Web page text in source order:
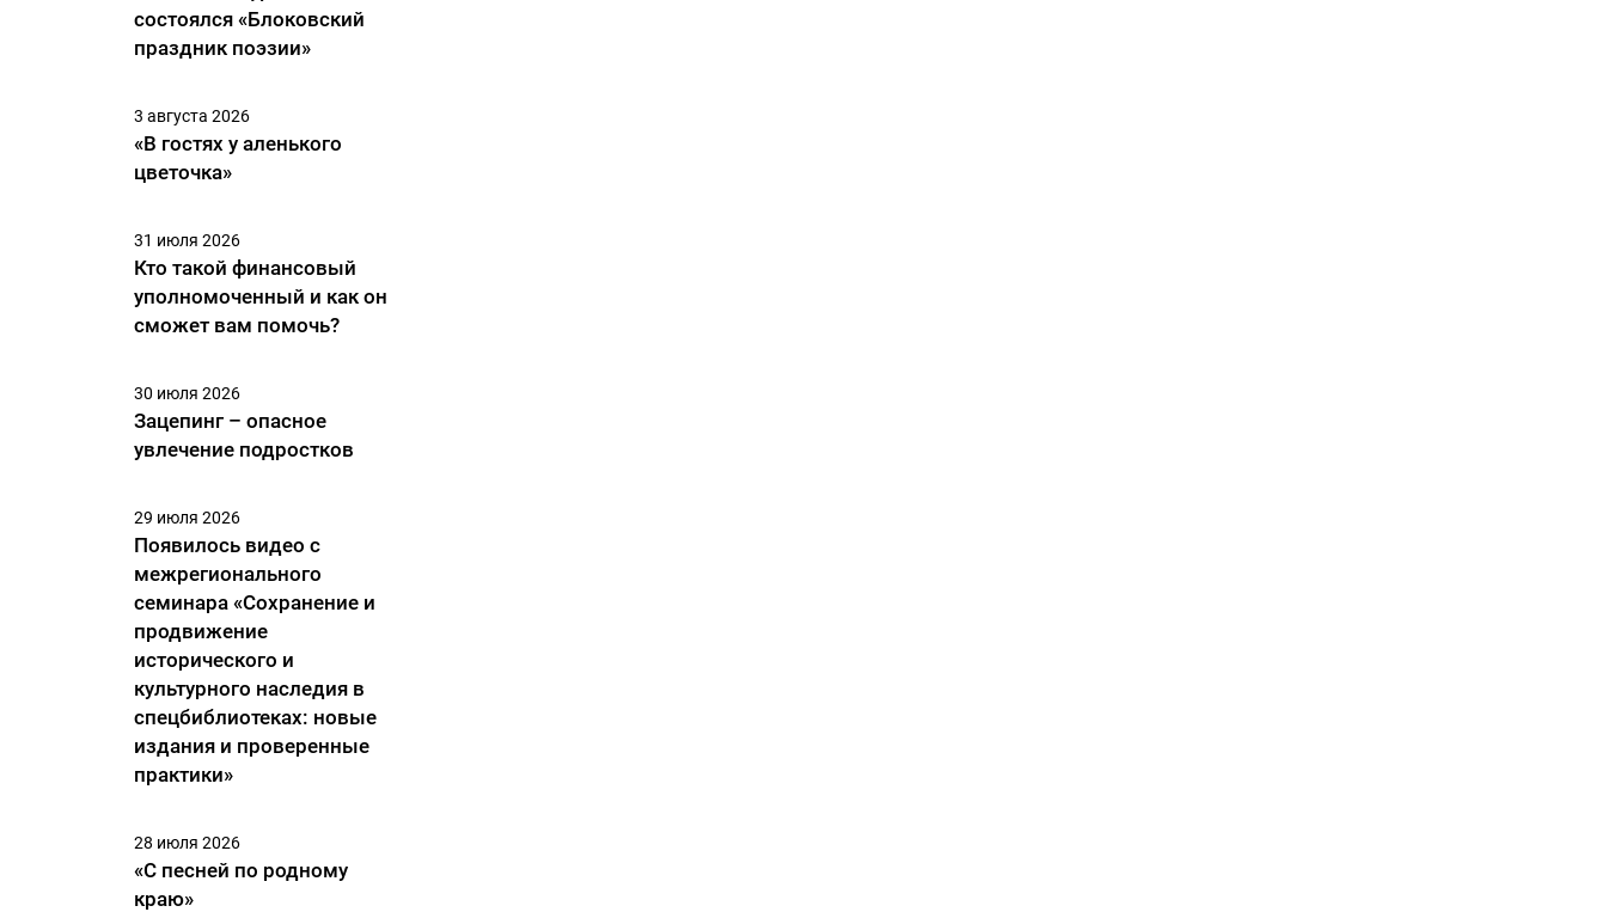
состоялся «Блоковский
праздник поэзии»
3 августа 2026
«В гостях у аленького
цветочка»
31 июля 2026
Кто такой финансовый
уполномоченный и как он
сможет вам помочь?
30 июля 2026
Зацепинг – опасное
увлечение подростков
29 июля 2026
Появилось видео с
межрегионального
семинара «Сохранение и
продвижение
исторического и
культурного наследия в
спецбиблиотеках: новые
издания и проверенные
практики»
28 июля 2026
«С песней по родному
краю»